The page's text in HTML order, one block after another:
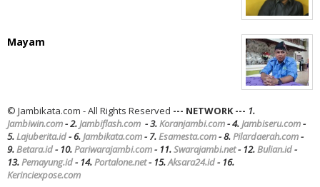
Mayam
© Jambikata.com - All Rights Reserved --- NETWORK --- 1.
Jambiwin.com- 2.Jambiflash.com - 3.Koranjambi.com- 4.Jambiseru.com-
5.Lajuberita.id- 6.Jambikata.com- 7.Esamesta.com- 8.Pilardaerah.com-
9.Betara.id- 10.Pariwarajambi.com- 11.Swarajambi.net- 12.Bulian.id-
13.Pemayung.id- 14.Portalone.net- 15.Aksara24.id- 16.
Kerinciexpose.com